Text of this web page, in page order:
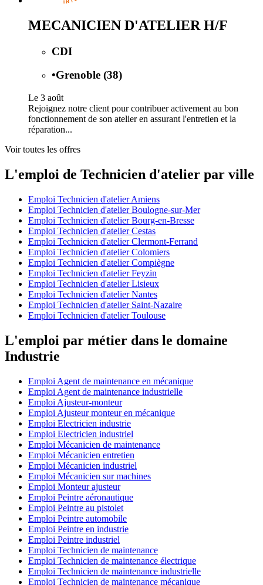
MECANICIEN D'ATELIER H/F
CDI
•Grenoble (38)
Le 3 août
Rejoignez notre client pour contribuer activement au bon
fonctionnement de son atelier en assurant l'entretien et la
réparation...
Voir toutes les offres
L'emploi de Technicien d'atelier par ville
Emploi Technicien d'atelier Amiens
Emploi Technicien d'atelier Boulogne-sur-Mer
Emploi Technicien d'atelier Bourg-en-Bresse
Emploi Technicien d'atelier Cestas
Emploi Technicien d'atelier Clermont-Ferrand
Emploi Technicien d'atelier Colomiers
Emploi Technicien d'atelier Compiègne
Emploi Technicien d'atelier Feyzin
Emploi Technicien d'atelier Lisieux
Emploi Technicien d'atelier Nantes
Emploi Technicien d'atelier Saint-Nazaire
Emploi Technicien d'atelier Toulouse
L'emploi par métier dans le domaine
Industrie
Emploi Agent de maintenance en mécanique
Emploi Agent de maintenance industrielle
Emploi Ajusteur-monteur
Emploi Ajusteur monteur en mécanique
Emploi Electricien industrie
Emploi Electricien industriel
Emploi Mécanicien de maintenance
Emploi Mécanicien entretien
Emploi Mécanicien industriel
Emploi Mécanicien sur machines
Emploi Monteur ajusteur
Emploi Peintre aéronautique
Emploi Peintre au pistolet
Emploi Peintre automobile
Emploi Peintre en industrie
Emploi Peintre industriel
Emploi Technicien de maintenance
Emploi Technicien de maintenance électrique
Emploi Technicien de maintenance industrielle
Emploi Technicien de maintenance mécanique